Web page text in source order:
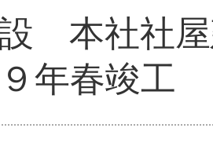
本社社
年春竣工